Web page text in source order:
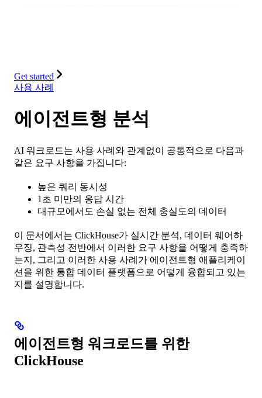
Get started
사용 사례
에이전트형 분석
AI 워크로드는 사용 사례와 관계없이 공통적으로 다음과
같은 요구 사항을 가집니다:
높은 쿼리 동시성
1초 미만의 응답 시간
대규모에서도 손실 없는 전체 충실도의 데이터
이 문서에서는 ClickHouse가 실시간 분석, 데이터 웨어하
우징, 관측성 전반에서 이러한 요구 사항을 어떻게 충족하
는지, 그리고 이러한 사용 사례가 에이전트형 애플리케이
션을 위한 통합 데이터 플랫폼으로 어떻게 융합되고 있는
지를 설명합니다.
에이전트형 워크로드를 위한
ClickHouse